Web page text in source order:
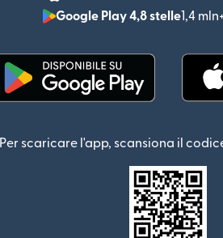
Google Play 4,8 stelle1,4
Per scaricare l'app, scansiona il